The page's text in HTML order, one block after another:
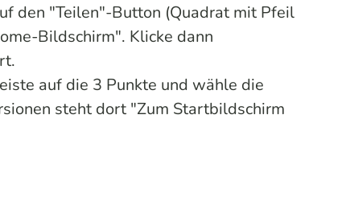
den "Teilen"-Button (Quadrat mit Pfeil
Bildschirm". Klicke dann
auf die 3 Punkte und wähle die
steht dort "Zum Startbildschirm